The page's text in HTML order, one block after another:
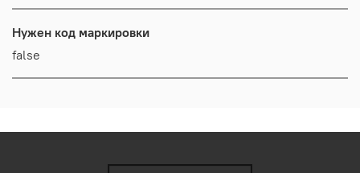
Нужен код маркировки
false